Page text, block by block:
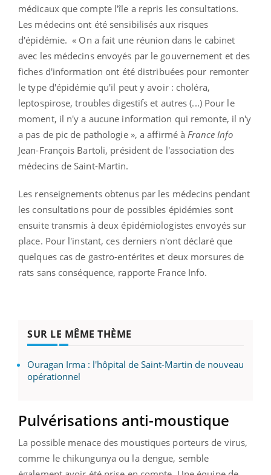
médicaux que compte l'île a repris les consultations.
Les médecins ont été sensibilisés aux risques
d'épidémie. « On a fait une réunion dans le cabinet
avec les médecins envoyés par le gouvernement et des
fiches d'information ont été distribuées pour remonter
le type d'épidémie qu'il peut y avoir : choléra,
leptospirose, troubles digestifs et autres (...) Pour le
moment, il n'y a aucune information qui remonte, il n'y
a pas de pic de pathologie », a affirmé àFrance Info
Jean-François Bartoli, président de l'association des
médecins de Saint-Martin.
Les renseignements obtenus par les médecins pendant
les consultations pour de possibles épidémies sont
ensuite transmis à deux épidémiologistes envoyés sur
place. Pour l'instant, ces derniers n'ont déclaré que
quelques cas de gastro-entérites et deux morsures de
rats sans conséquence, rapporte France Info.
SUR LE MÊME THÈME
Ouragan Irma : l'hôpital de Saint-Martin de nouveau
opérationnel
Pulvérisations anti-moustique
La possible menace des moustiques porteurs de virus,
comme le chikungunya ou la dengue, semble